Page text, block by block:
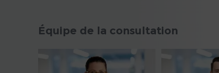
Équipe de la consultation